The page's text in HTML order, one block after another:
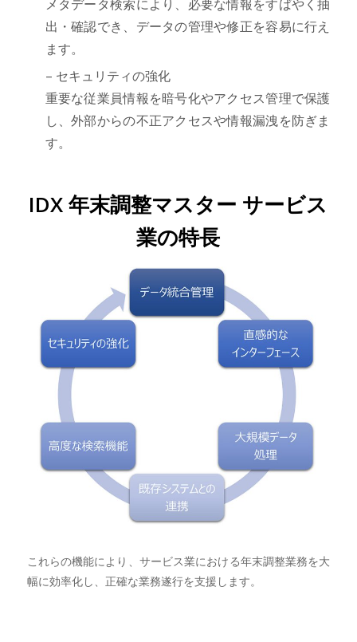
メタデータ検索により、必要な情報をすばやく抽
出・確認でき、データの管理や修正を容易に行え
ます。
– セキュリティの強化
重要な従業員情報を暗号化やアクセス管理で保護
し、外部からの不正アクセスや情報漏洩を防ぎま
す。
IDX 年末調整マスター サービス
業の特長
これらの機能により、サービス業における年末調整業務を大
幅に効率化し、正確な業務遂行を支援します。